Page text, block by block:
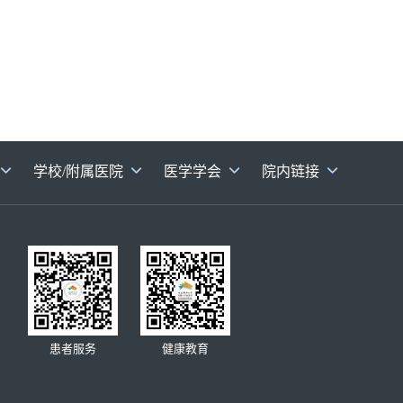
学校/附属医院 医学学会 院内链接
患者服务 健康教育